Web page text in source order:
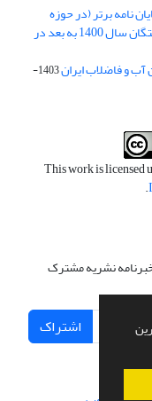
نامه برتر (در حوزه
علوم و مهندسی آب و فاضلاب) ویژه دانش آموختگان سال 1400 به بعد در
آب و فاضلاب ایران
1403-
This work is licensed
.
نشریه مشترک
اشتراک